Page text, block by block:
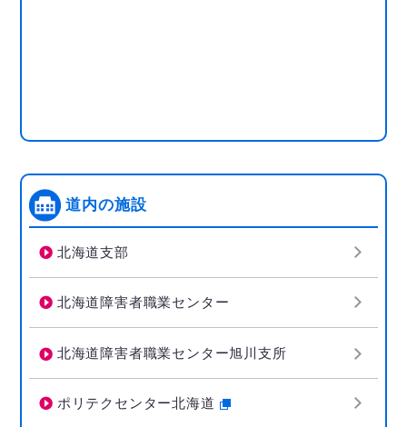
道内の施設
北海道支部
北海道障害者職業センター
北海道障害者職業センター旭川支所
ポリテクセンター北海道